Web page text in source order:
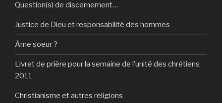
Question(s) de discernement…
Justice de Dieu et responsabilité des hommes
Âme soeur ?
Livret de prière pour la semaine de l’unité des chrétiens
2011
Christianisme et autres religions